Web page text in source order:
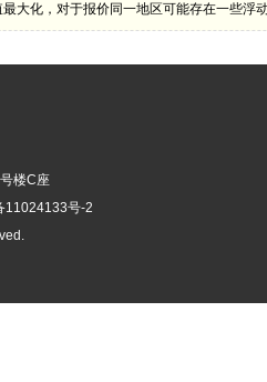
大化，对于报价同一地区可能存在一些浮
楼C座
11024133号-2